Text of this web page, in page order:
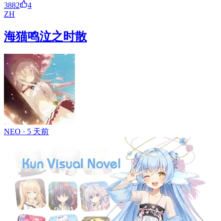
3882
4
ZH
海猫鸣泣之时散
NEO · 5 天前